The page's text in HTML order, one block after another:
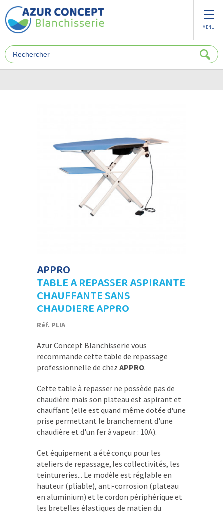
MENU
APPRO
TABLE A REPASSER ASPIRANTE
CHAUFFANTE SANS
CHAUDIERE APPRO
Réf. PLIA
Azur Concept Blanchisserie vous
recommande cette table de repassage
professionnelle de chez APPRO.
Cette table à repasser ne possède pas de
chaudière mais son plateau est aspirant et
chauffant (elle est quand même dotée d'une
prise permettant le branchement d'une
chaudière et d'un fer à vapeur : 10A).
Cet équipement a été conçu pour les
ateliers de repassage, les collectivités, les
teintureries... Le modèle est réglable en
hauteur (pliable), anti-corrosion (plateau
en aluminium) et le cordon périphérique et
les bretelles élastiques de matien du
Panneau de gestion des cookies